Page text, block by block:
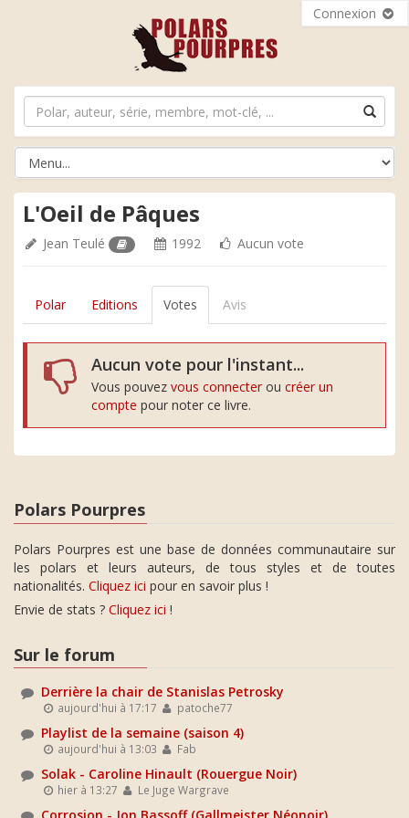
Connexion
L'Oeil de Pâques
Jean Teulé 1992 Aucun vote
Polar Editions Votes Avis
Aucun vote pour l'instant...
Vous pouvez vous connecter ou créer un
compte pour noter ce livre.
Polars Pourpres
Polars Pourpres est une base de données communautaire sur
les polars et leurs auteurs, de tous styles et de toutes
nationalités. Cliquez ici pour en savoir plus !
Envie de stats ? Cliquez ici !
Sur le forum
Derrière la chair de Stanislas Petrosky
aujourd'hui à 17:17 patoche77
Playlist de la semaine (saison 4)
aujourd'hui à 13:03 Fab
Solak - Caroline Hinault (Rouergue Noir)
hier à 13:27 Le Juge Wargrave